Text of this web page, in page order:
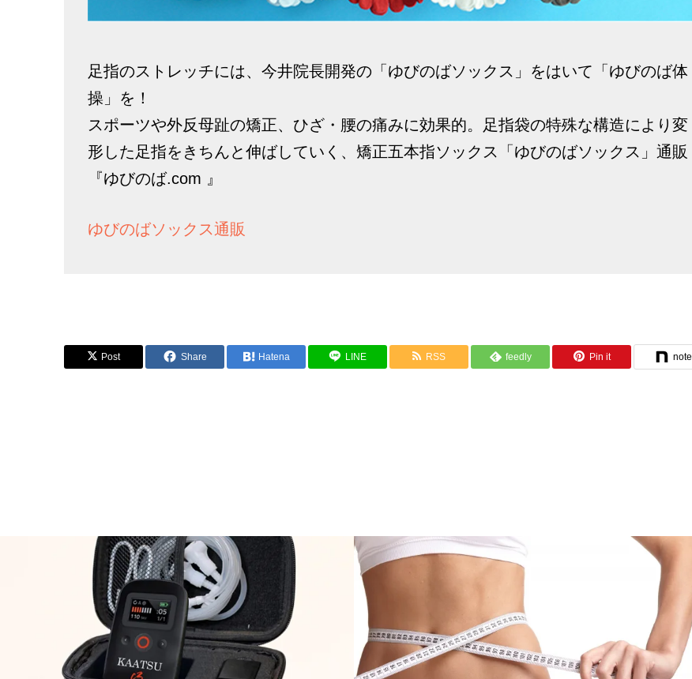
足指のストレッチには、今井院長開発の「ゆびのばソックス」をはいて「ゆびのば体
操」を！
スポーツや外反母趾の矯正、ひざ・腰の痛みに効果的。足指袋の特殊な構造により変
形した足指をきちんと伸ばしていく、矯正五本指ソックス「ゆびのばソックス」通販
『ゆびのば.com 』
ゆびのばソックス通販
Post Share Hatena LINE RSS feedly Pin it note